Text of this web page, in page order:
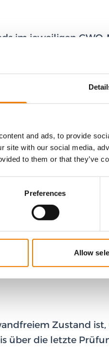
and ads, to provide
site with our social media,
to them or that they’ve
Preferences
Allow
im jeweiligen GWO-
bis zu zwei
zwei Jahren ab
läuft am 16.03.2024
so verlängert sich Ihr
Zustand
über die letzte